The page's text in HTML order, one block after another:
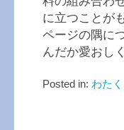
に立つことが
ページの隅に
んだか愛おし
Posted in: わた